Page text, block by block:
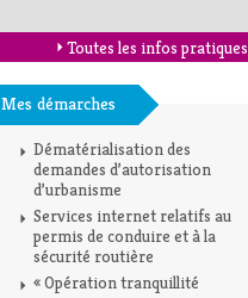
Toutes les infos pratiques
Mes démarches
Dématérialisation des
demandes d’autorisation
d’urbanisme
Services internet relatifs au
permis de conduire et à la
sécurité routière
« Opération tranquillité